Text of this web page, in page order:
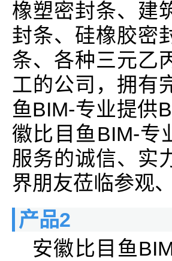
橡塑密封条、建
封条、硅橡胶密
条、各种三元乙
工的公司，拥有
鱼BIM-专业提供
徽比目鱼BIM-专
服务的诚信、实
界朋友莅临参观
产品2
安徽比目鱼